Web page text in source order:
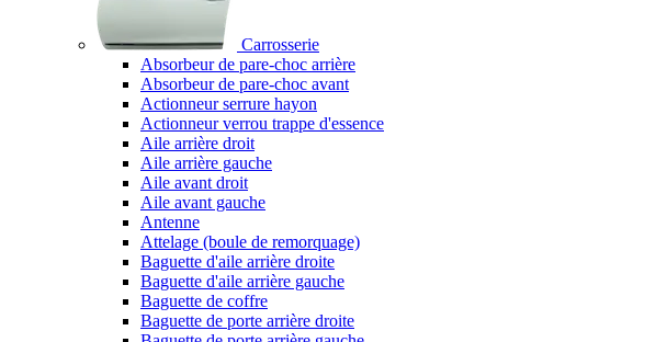
Carrosserie
Absorbeur de pare-choc arrière
Absorbeur de pare-choc avant
Actionneur serrure hayon
Actionneur verrou trappe d'essence
Aile arrière droit
Aile arrière gauche
Aile avant droit
Aile avant gauche
Antenne
Attelage (boule de remorquage)
Baguette d'aile arrière droite
Baguette d'aile arrière gauche
Baguette de coffre
Baguette de porte arrière droite